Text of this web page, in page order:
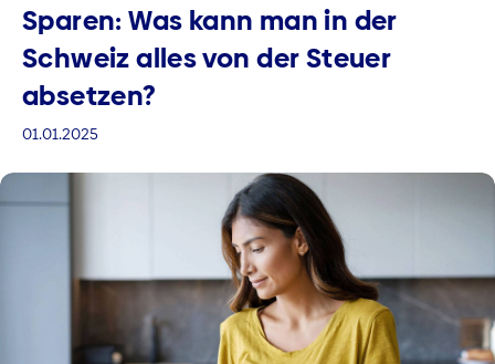
Sparen: Was kann man in der
Schweiz alles von der Steuer
absetzen?
01.01.2025